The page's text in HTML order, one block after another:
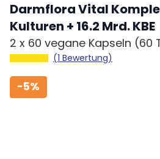
Darmflora Vital
Kulturen + 16.2 Mrd. KBE
2 x 60 vegane Kapseln (60
(1 Bewertung)
-5%